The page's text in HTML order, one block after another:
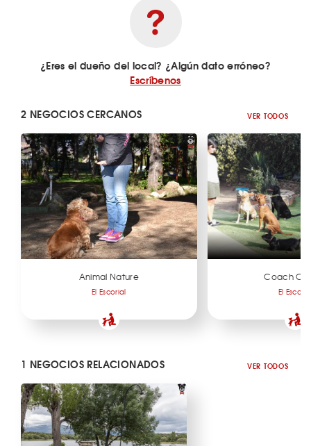
¿Eres el dueño del local? ¿Algún dato erróneo?
Escríbenos
2 NEGOCIOS CERCANOS VER TODOS
Animal Nature
El Escorial
Coach
El
1 NEGOCIOS RELACIONADOS VER TODOS